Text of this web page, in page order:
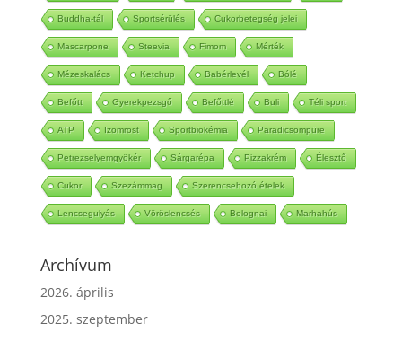
Buddha-tál Sportsérülés Cukorbetegség jelei
Mascarpone Steevia Fimom Mérték
Mézeskalács Ketchup Babérlevél Bólé
Befőtt Gyerekpezsgő Befőttlé Buli Téli sport
ATP Izomrost Sportbiokémia Paradicsompüre
Petrezselyemgyökér Sárgarépa Pizzakrém Élesztő
Cukor Szezámmag Szerencsehozó ételek
Lencsegulyás Vöröslencsés Bolognai Marhahús
Archívum
2026. április
2025. szeptember